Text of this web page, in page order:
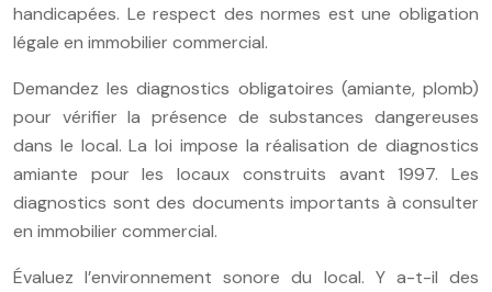
handicapées. Le respect des normes est une obligation
légale en immobilier commercial.
Demandez les diagnostics obligatoires (amiante, plomb)
pour vérifier la présence de substances dangereuses
dans le local. La loi impose la réalisation de diagnostics
amiante pour les locaux construits avant 1997. Les
diagnostics sont des documents importants à consulter
en immobilier commercial.
Évaluez l’environnement sonore du local. Y a-t-il des